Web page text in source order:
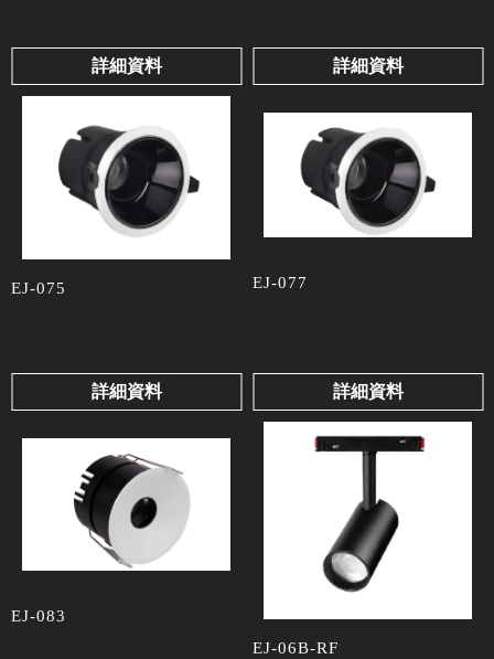
詳細資料 詳細資料
EJ-075
詳細資料
EJ-077
詳細資料
EJ-083
EJ-06B-RF